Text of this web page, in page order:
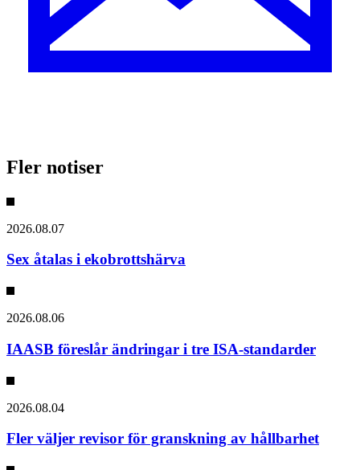
Fler notiser
2026.08.07
Sex åtalas i ekobrottshärva
2026.08.06
IAASB föreslår ändringar i tre ISA-standarder
2026.08.04
Fler väljer revisor för granskning av hållbarhet